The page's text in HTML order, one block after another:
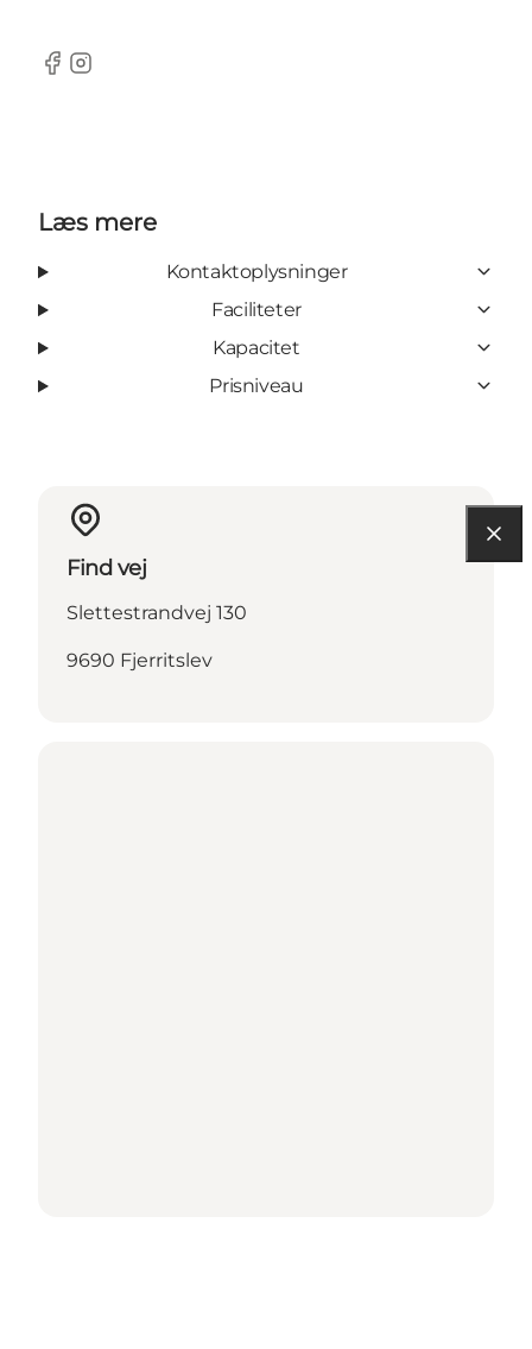
Facebook
Instagram
Læs mere
Kontaktoplysninger
Faciliteter
Kapacitet
Prisniveau
Find vej
Slettestrandvej 130
9690 Fjerritslev